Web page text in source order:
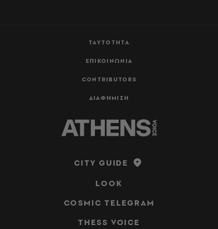
ΤΑΥΤΟΤΗΤΑ
ΕΠΙΚΟΙΝΩΝΙΑ
CONTRIBUTORS
ΔΙΑΦΗΜΙΣΗ
CITY GUIDE
LOOK
COSMIC TELEGRAM
THESS VOICE